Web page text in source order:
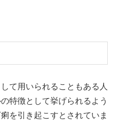
て用いられることもある人
特徴として挙げられるよう
を引き起こすとされていま